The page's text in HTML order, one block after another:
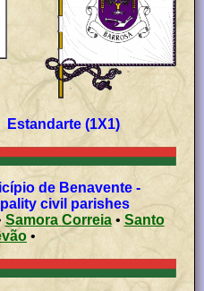
(1X1)
de Benavente -
civil parishes
Samora Correia• Santo
•